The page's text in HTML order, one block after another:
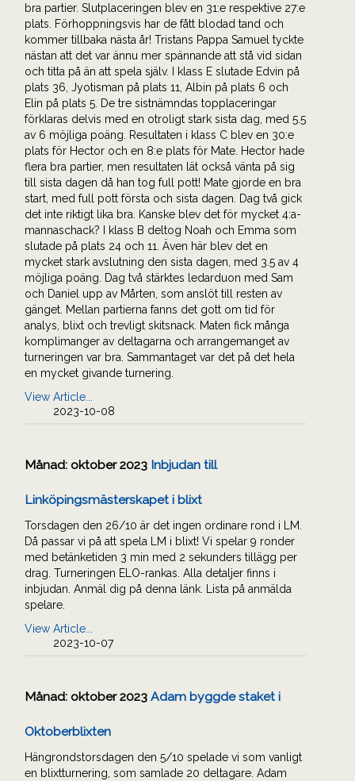
bra partier. Slutplaceringen blev en 31:e respektive 27:e
plats. Förhoppningsvis har de fått blodad tand och
kommer tillbaka nästa år! Tristans Pappa Samuel tyckte
nästan att det var ännu mer spännande att stå vid sidan
och titta på än att spela själv. I klass E slutade Edvin på
plats 36, Jyotisman på plats 11, Albin på plats 6 och
Elin på plats 5. De tre sistnämndas topplaceringar
förklaras delvis med en otroligt stark sista dag, med 5.5
av 6 möjliga poäng. Resultaten i klass C blev en 30:e
plats för Hector och en 8:e plats för Mate. Hector hade
flera bra partier, men resultaten lät också vänta på sig
till sista dagen då han tog full pott! Mate gjorde en bra
start, med full pott första och sista dagen. Dag två gick
det inte riktigt lika bra. Kanske blev det för mycket 4:a-
mannaschack? I klass B deltog Noah och Emma som
slutade på plats 24 och 11. Även här blev det en
mycket stark avslutning den sista dagen, med 3.5 av 4
möjliga poäng. Dag två stärktes ledarduon med Sam
och Daniel upp av Mårten, som anslöt till resten av
gänget. Mellan partierna fanns det gott om tid för
analys, blixt och trevligt skitsnack. Maten fick många
komplimanger av deltagarna och arrangemanget av
turneringen var bra. Sammantaget var det på det hela
en mycket givande turnering.
View Article...
2023-10-08
Månad: oktober 2023 Inbjudan till
Linköpingsmästerskapet i blixt
Torsdagen den 26/10 är det ingen ordinare rond i LM.
Då passar vi på att spela LM i blixt! Vi spelar 9 ronder
med betänketiden 3 min med 2 sekunders tillägg per
drag. Turneringen ELO-rankas. Alla detaljer finns i
inbjudan. Anmäl dig på denna länk. Lista på anmälda
spelare.
View Article...
2023-10-07
Månad: oktober 2023 Adam byggde staket i
Oktoberblixten
Hängrondstorsdagen den 5/10 spelade vi som vanligt
en blixtturnering, som samlade 20 deltagare. Adam